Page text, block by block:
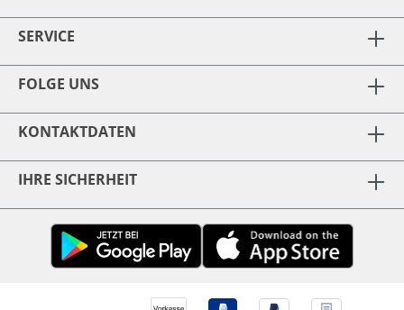
SERVICE
FOLGE UNS
KONTAKTDATEN
IHRE SICHERHEIT